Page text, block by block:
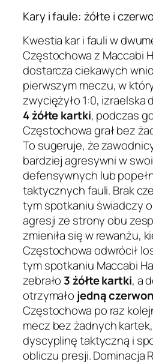
Kary i faule: żółte i
Kwestia kar i fauli w
Częstochowa z Maccabi
dostarcza ciekawych
pierwszym meczu, w
zwyciężyło 1:0, izraelska
4 żółte kartki, podczas
Częstochowa grał bez
To sugeruje, że
bardziej agresywni w
defensywnych lub
taktycznych fauli. Brak
tym spotkaniu świadczy
agresji ze strony obu
zmieniła się w rewanżu,
Częstochowa odwrócił
tym spotkaniu Maccabi
zebrało 3 żółte kartki, a
otrzymało jedną
Częstochowa po raz
mecz bez żadnych
dyscyplinę taktyczną i
obliczu presji. Dominacja